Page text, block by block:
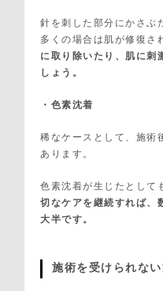
針を刺した部分にかさぶ
多くの場合は肌が修復さ
に取り除いたり、肌に刺
しょう。
・色素沈着
稀なケースとして、施術
あります。
色素沈着が生じたとして
切なケアを継続すれば、
大半です。
施術を受けられな